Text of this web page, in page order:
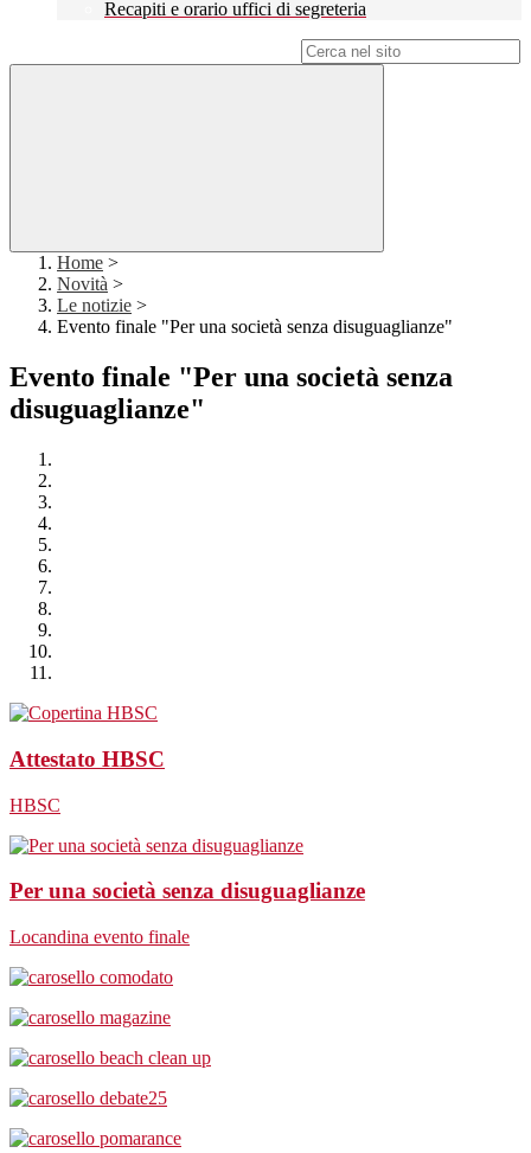
Recapiti e orario uffici di segreteria
Home >
Novità >
Le notizie >
Evento finale "Per una società senza disuguaglianze"
Evento finale "Per una società senza
disuguaglianze"
Attestato HBSC
HBSC
Per una società senza disuguaglianze
Locandina evento finale